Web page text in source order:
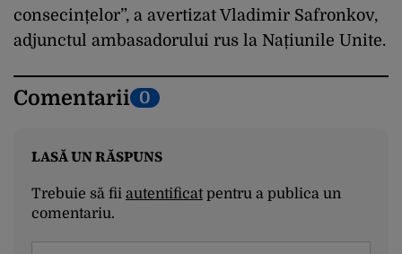
consecințelor”, a avertizat Vladimir Safronkov,
adjunctul ambasadorului rus la Națiunile Unite.
Comentarii 0
LASĂ UN RĂSPUNS
Trebuie să fii autentificatpentru a publica un
comentariu.